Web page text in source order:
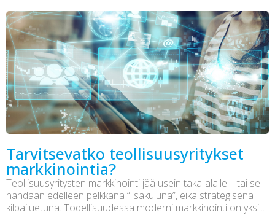
Tarvitsevatko teollisuusyritykset
markkinointia?
Teollisuusyritysten markkinointi jää usein taka-alalle – tai se
nähdään edelleen pelkkänä “lisäkuluna”, eikä strategisena
kilpailuetuna. Todellisuudessa moderni markkinointi on yksi...